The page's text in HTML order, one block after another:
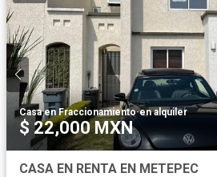
Casa en Fraccionamiento·en alquiler
$ 22,000 MXN
CASA EN RENTA EN METEPEC